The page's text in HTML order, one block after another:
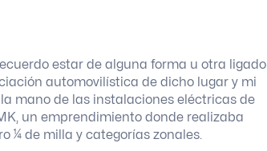
estar de alguna forma u otra ligado
automovilística de dicho lugar y mi
mano de las instalaciones eléctricas de
un emprendimiento donde realizaba
¼ de milla y categorías zonales.